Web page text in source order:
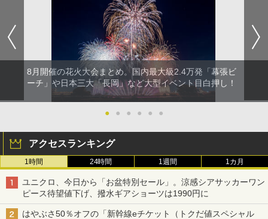
8月開催の花火大会まとめ。国内最大級2.4万発「幕張ビ
ーチ」や日本三大「長岡」など大型イベント目白押し！
● ● ● ● ● ●
アクセスランキング
1時間 24時間 1週間 1カ月
ユニクロ、今日から「お盆特別セール」。涼感シアサッカーワン
ピース待望値下げ、撥水ギアショーツは1990円に
はやぶさ50％オフの「新幹線eチケット（トクだ値スペシャル